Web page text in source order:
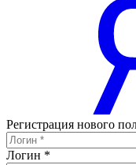
Регистрация нового
Логин *